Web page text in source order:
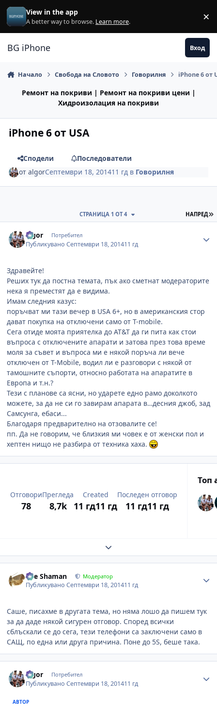
Премини към съдържанието
View in the app
A better way to browse. Learn more. ×
BG iPhone Вход
Начало Свобода на Словото Говорилня iPhone 6 от
Ремонт на покриви | Ремонт на покриви цени |
Хидроизолация на покриви
iPhone 6 от USA
Сподели
Последователи
отalgorСептември 18, 201411 гд в Говорилня
НАПРЕД
СТРАНИЦА 1 ОТ 4
algor Потребител
ПубликуваноСептември 18, 201411 гд
Здравейте!
Реших тук да постна темата, пък ако сметнат модераторите
нека я преместят да е видима.
Имам следния казус:
поръчват ми тази вечер в USA 6+, но в американския стор
дават покупка на отключени само от T-mobile.
Сега отиде моята приятелка до AT&T да ги пита как стои
въпроса с отключените апарати и затова през това време
моля за съвет и въпроса ми е някой поръча ли вече
отключен от T-Mobile, водил ли е разговори с някой от
тамошните съпорти, относно работата на апаратите в
Европа и т.н.?
Тези с планове са ясни, но ударете едно рамо доколкото
можете, за да не си го завирам апарата в…десния джоб, зад
Самсунга, ебаси...
Благодаря предварително на отзовалите се!
пп. Да не говорим, че близкия ми човек е от женски пол и
хептен нищо не разбира от техника хаха.
Отговори
78
Прегледа
8,7k
Created
11 гд11 гд
Последен отговор
11 гд11 гд
Топ
Expand topic overview
The Shaman Модератор
ПубликуваноСептември 18, 201411 гд
Саше, писахме в другата тема, но няма лошо да пишем тук
за да даде някой сигурен отговор. Според всички
сблъскали се до сега, тези телефони са заключени само в
САЩ, по една или друга причина. Поне до 5S, беше така.
algor Потребител
ПубликуваноСептември 18, 201411 гд
АВТОР